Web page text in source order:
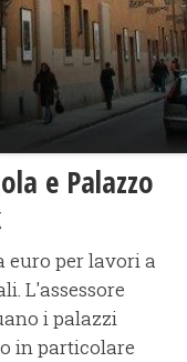
e Palazzo
euro per lavori a
L'assessore
i palazzi
in particolare